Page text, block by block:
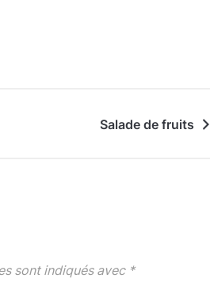
Salade de fruits
sont indiqués avec *